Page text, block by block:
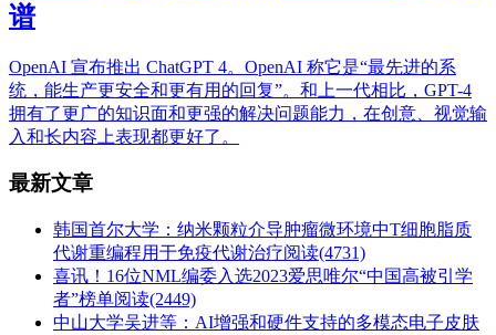
谱
OpenAI 宣布推出 ChatGPT 4。OpenAI 称它是“最先进的系
统，能生产更安全和更有用的回复”。和上一代相比，GPT-4
拥有了更广的知识面和更强的解决问题能力，在创意、视觉输
入和长内容上表现都更好了。
最新文章
韩国首尔大学：纳米颗粒介导肿瘤微环境中T细胞脂质
代谢重编程用于免疫代谢治疗阅读(4731)
喜讯！16位NML编委入选2023爱思唯尔“中国高被引学
者”榜单阅读(2449)
中山大学吴进等：AI增强和硬件支持的多模态电子皮肤